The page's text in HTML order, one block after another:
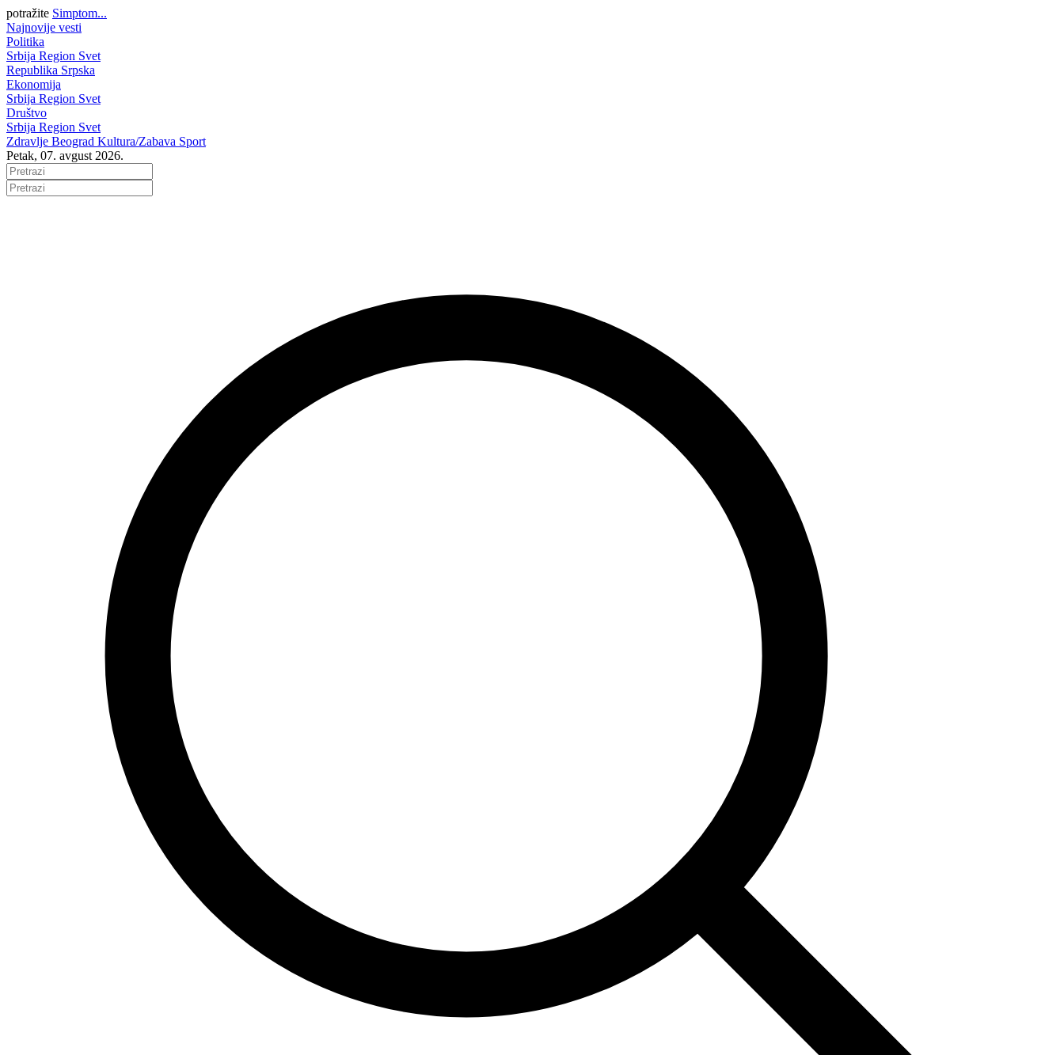
potražite Simptom...
Najnovije vesti
Politika
Srbija Region Svet
Republika Srpska
Ekonomija
Srbija Region Svet
Društvo
Srbija Region Svet
Zdravlje Beograd Kultura/Zabava Sport
Petak, 07. avgust 2026.